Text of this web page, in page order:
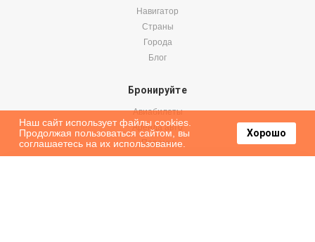
Навигатор
Страны
Города
Блог
Бронируйте
Авиабилеты
Аренда авто
Паромы
Наш сайт использует файлы cookies.
Продолжая пользоваться сайтом, вы
соглашаетесь на их использование.
Хорошо